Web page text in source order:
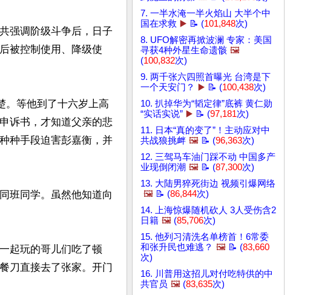
强调阶级斗争后，日子
被控制使用、降级使
。等他到了十六岁上高
诉书，才知道父亲的悲
种手段迫害彭嘉衡，并
班同学。虽然他知道向
起玩的哥儿们吃了顿
刀直接去了张家。开门
7. 一半水淹一半火焰山 大半个中
国在求救 ▶️ 📝 (101,848次)
8. UFO解密再掀波澜 专家：美国
寻获4种外星生命遗骸 🖼️
(100,832次)
9. 两千张六四照首曝光 台湾是下
一个天安门？
▶️ 📝 (100,438次)
10. 扒掉华为“韬定律”底裤 黄仁勋
“实话实说” ▶️ 📝 (97,181次)
11. 日本“真的变了”！主动应对中
共战狼挑衅 🖼️ 📝 (96,363次)
12. 三驾马车油门踩不动 中国多产
业现倒闭潮 🖼️ 📝 (87,300次)
13. 大陆男猝死街边 视频引爆网络
🖼️ 📝 (86,844次)
14. 上海惊爆随机砍人 3人受伤含2
日籍 🖼️ (85,706次)
15. 他列习清洗名单榜首！6常委
和张升民也难逃？ 🖼️ 📝 (83,660
次)
16. 川普用这招儿对付吃特供的中
共官员 🖼️ (83,635次)